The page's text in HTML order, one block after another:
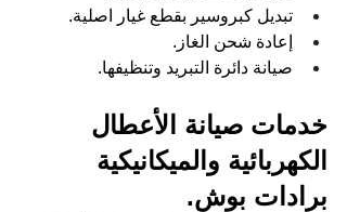
تبديل كبروسير بقطع غيار اصلية.
إعادة شحن الغاز.
صيانة دائرة التبريد وتنظيفها.
خدمات صيانة الأعطال
الكهربائية والميكانيكية
برادات بوش.